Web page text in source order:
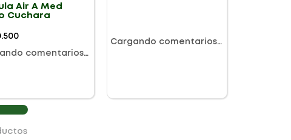
Air A Med
Cuchara
.500
comentarios…
Cargando comentarios…